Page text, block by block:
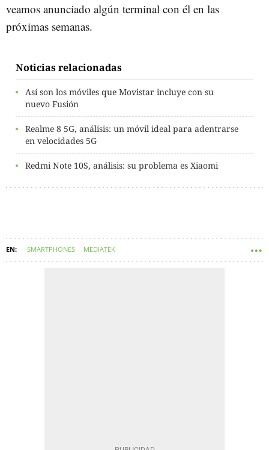
veamos anunciado algún terminal con él en las
próximas semanas.
Noticias relacionadas
Así son los móviles que Movistar incluye con su
nuevo Fusión
Realme 8 5G, análisis: un móvil ideal para adentrarse
en velocidades 5G
Redmi Note 10S, análisis: su problema es Xiaomi
SMARTPHONES MEDIATEK